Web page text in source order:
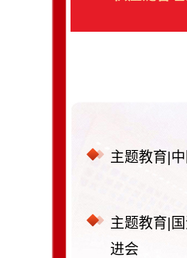
主题教育|
主题教育|
进会